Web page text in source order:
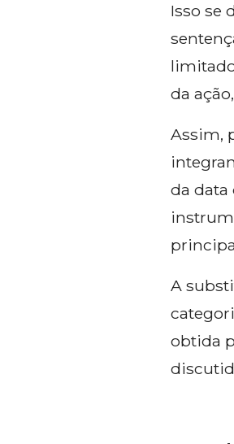
Isso se
da
Assim,
da data
A
obtida